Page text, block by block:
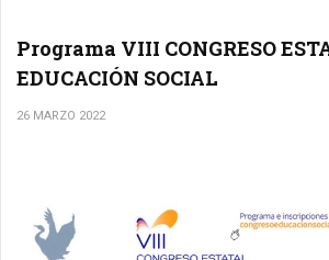
Programa VIII CONGRESO
EDUCACIÓN SOCIAL
26 MARZO 2022